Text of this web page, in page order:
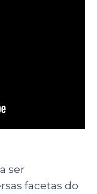
ser
facetas do